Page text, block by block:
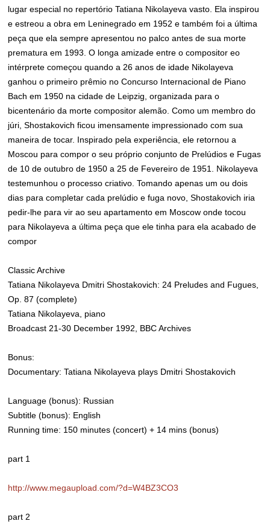
lugar especial no repertório Tatiana Nikolayeva vasto. Ela inspirou
e estreou a obra em Leninegrado em 1952 e também foi a última
peça que ela sempre apresentou no palco antes de sua morte
prematura em 1993. O longa amizade entre o compositor eo
intérprete começou quando a 26 anos de idade Nikolayeva
ganhou o primeiro prêmio no Concurso Internacional de Piano
Bach em 1950 na cidade de Leipzig, organizada para o
bicentenário da morte compositor alemão. Como um membro do
júri, Shostakovich ficou imensamente impressionado com sua
maneira de tocar. Inspirado pela experiência, ele retornou a
Moscou para compor o seu próprio conjunto de Prelúdios e Fugas
de 10 de outubro de 1950 a 25 de Fevereiro de 1951. Nikolayeva
testemunhou o processo criativo. Tomando apenas um ou dois
dias para completar cada prelúdio e fuga novo, Shostakovich iria
pedir-lhe para vir ao seu apartamento em Moscow onde tocou
para Nikolayeva a última peça que ele tinha para ela acabado de
compor
Classic Archive
Tatiana Nikolayeva Dmitri Shostakovich: 24 Preludes and Fugues,
Op. 87 (complete)
Tatiana Nikolayeva, piano
Broadcast 21-30 December 1992, BBC Archives
Bonus:
Documentary: Tatiana Nikolayeva plays Dmitri Shostakovich
Language (bonus): Russian
Subtitle (bonus): English
Running time: 150 minutes (concert) + 14 mins (bonus)
part 1
http://www.megaupload.com/?d=W4BZ3CO3
part 2